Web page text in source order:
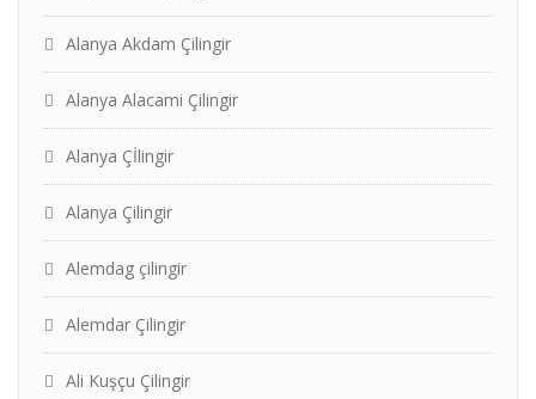
Alanya Akdam Çilingir
Alanya Alacami Çilingir
Alanya Çİlingir
Alanya Çilingir
Alemdag çilingir
Alemdar Çilingir
Ali Kuşçu Çilingir